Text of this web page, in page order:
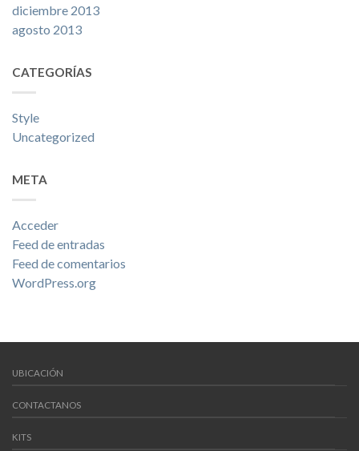
diciembre 2013
agosto 2013
CATEGORÍAS
Style
Uncategorized
META
Acceder
Feed de entradas
Feed de comentarios
WordPress.org
UBICACIÓN
CONTACTANOS
KITS